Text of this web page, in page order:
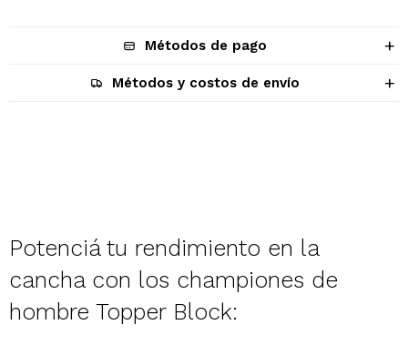
Métodos de pago
Métodos y costos de envío
Potenciá tu rendimiento en la
cancha con los championes de
hombre Topper Block: